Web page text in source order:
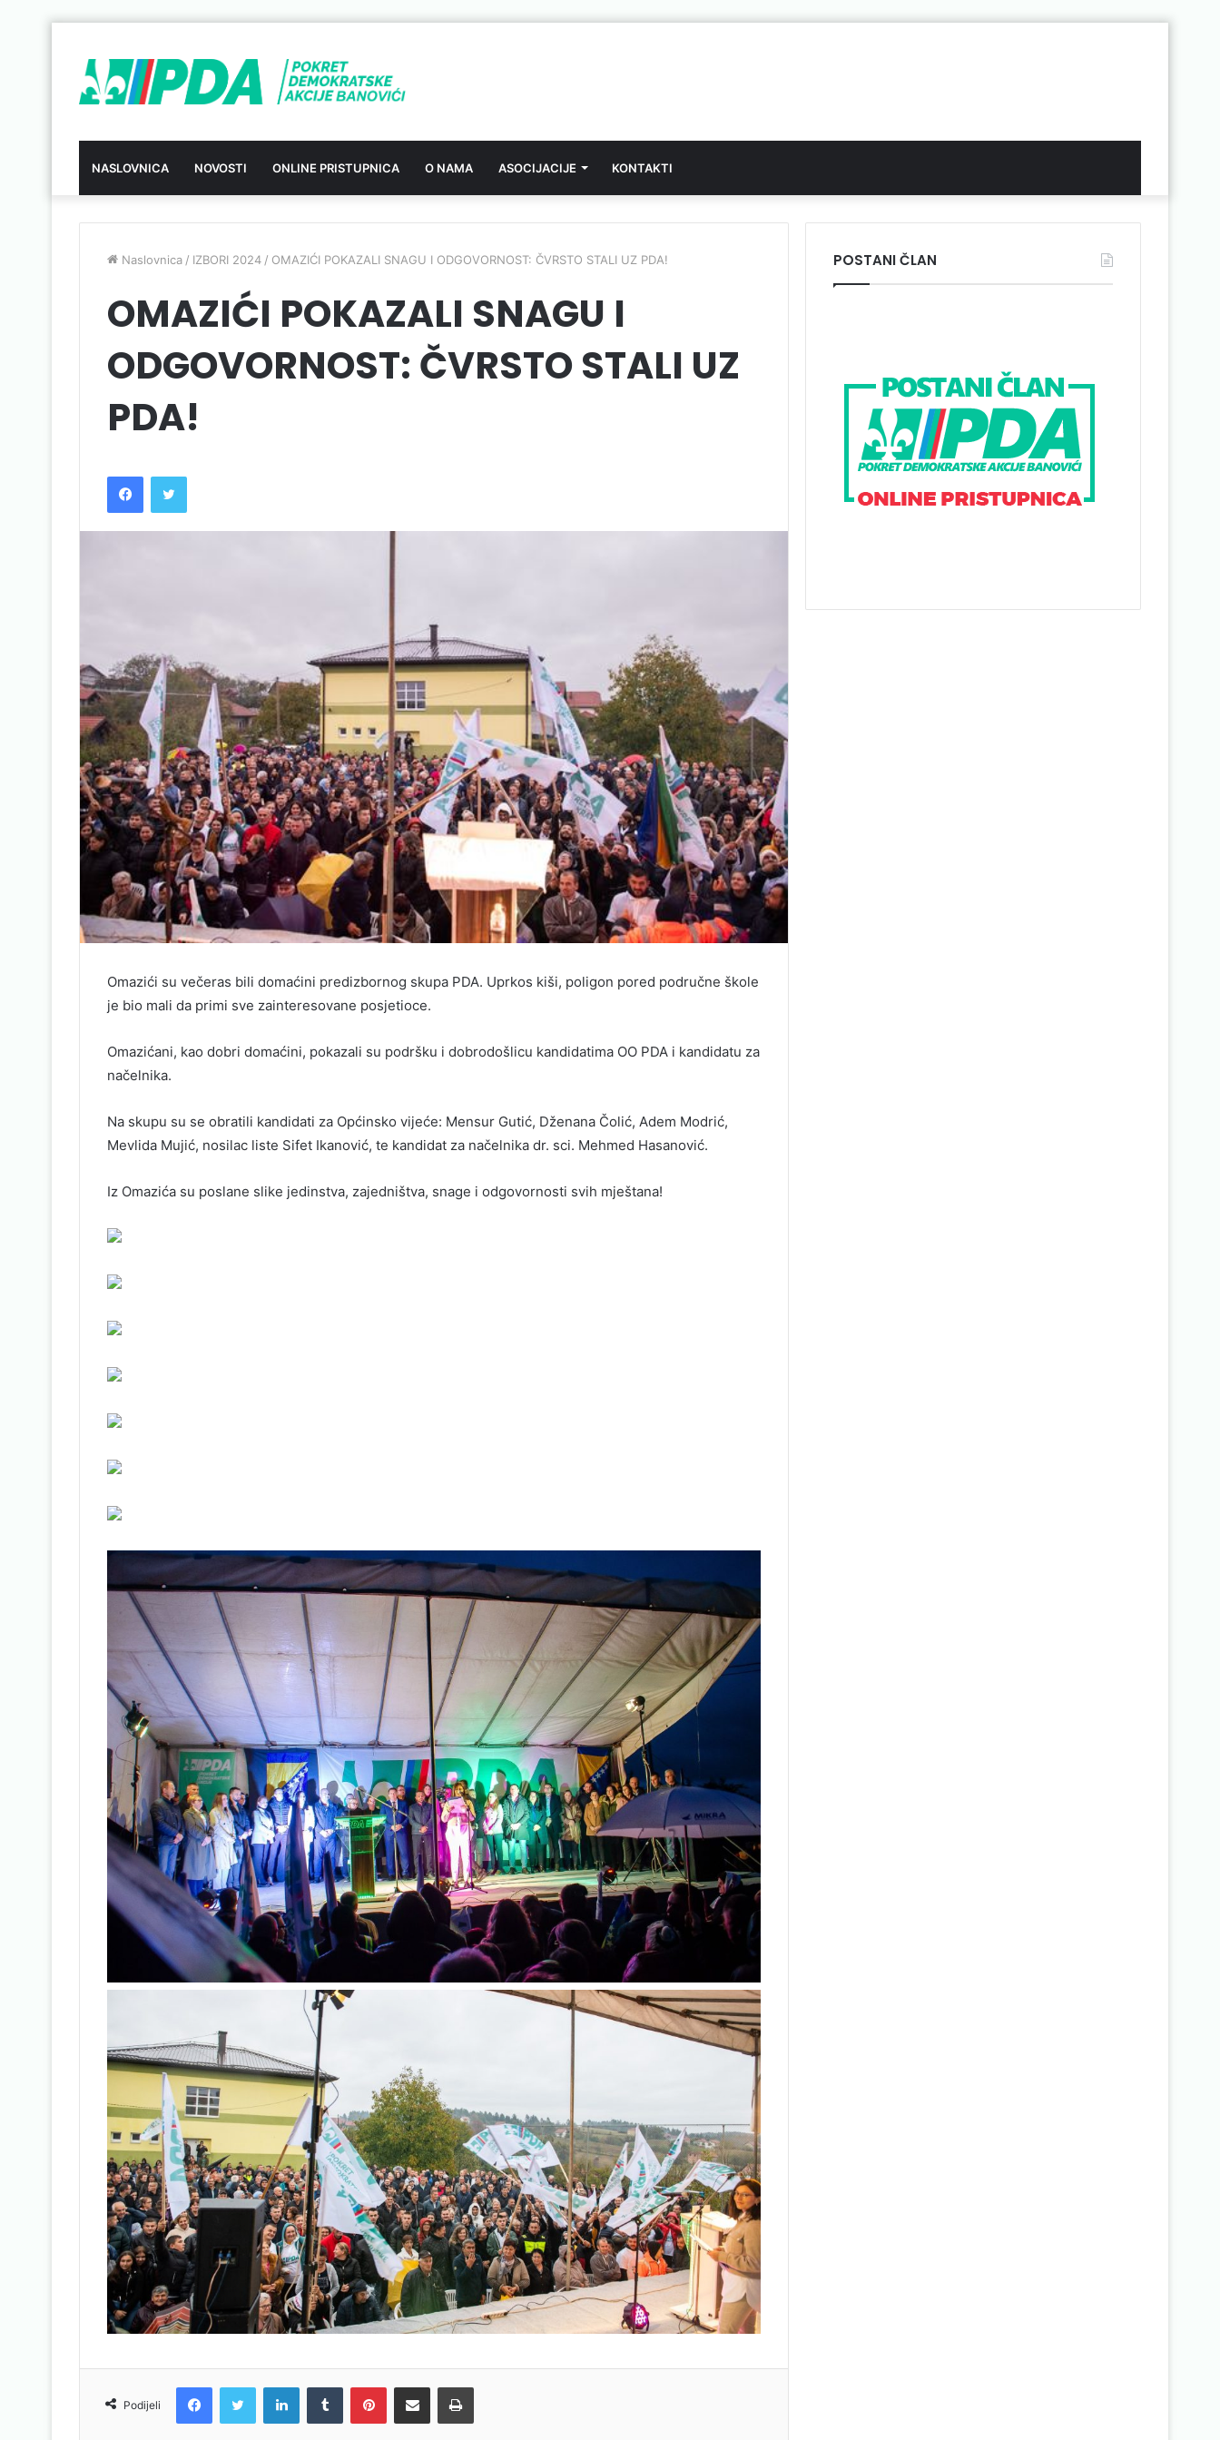
NASLOVNICA NOVOSTI ONLINE PRISTUPNICA O NAMA ASOCIJACIJE KONTAKTI
Naslovnica / IZBORI 2024 / OMAZIĆI POKAZALI SNAGU I ODGOVORNOST: ČVRSTO STALI UZ PDA!
OMAZIĆI POKAZALI SNAGU I
ODGOVORNOST: ČVRSTO STALI UZ
PDA!
Omazići su večeras bili domaćini predizbornog skupa PDA. Uprkos kiši, poligon pored područne škole
je bio mali da primi sve zainteresovane posjetioce.
Omazićani, kao dobri domaćini, pokazali su podršku i dobrodošlicu kandidatima OO PDA i kandidatu za
načelnika.
Na skupu su se obratili kandidati za Općinsko vijeće: Mensur Gutić, Dženana Čolić, Adem Modrić,
Mevlida Mujić, nosilac liste Sifet Ikanović, te kandidat za načelnika dr. sci. Mehmed Hasanović.
Iz Omazića su poslane slike jedinstva, zajedništva, snage i odgovornosti svih mještana!
Podijeli
POSTANI ČLAN